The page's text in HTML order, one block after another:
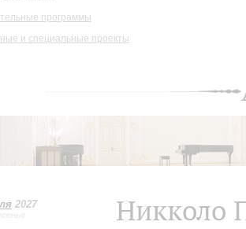
программы
и специальные проекты
2027 Никколо